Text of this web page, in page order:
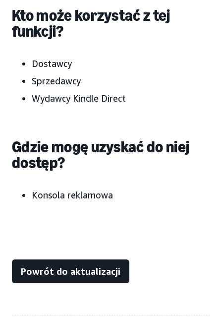
Kto może korzystać z tej
funkcji?
Dostawcy
Sprzedawcy
Wydawcy Kindle Direct
Gdzie mogę uzyskać do niej
dostęp?
Konsola reklamowa
Powrót do aktualizacji